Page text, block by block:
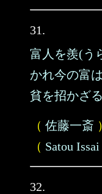
31.
富人を羨(う
かれ今の富
貧を招かざ
（ 佐藤一斎 ）
（ Satou Issai
32.